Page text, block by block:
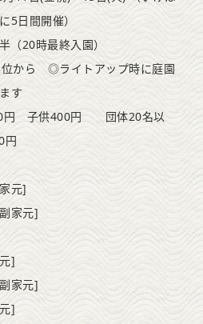
5日間開催）
20時最終入園）
から ◎ライトアップ時に庭園
す
円 子供400円 団体20名以
円
元]
家元]
]
家元]
]